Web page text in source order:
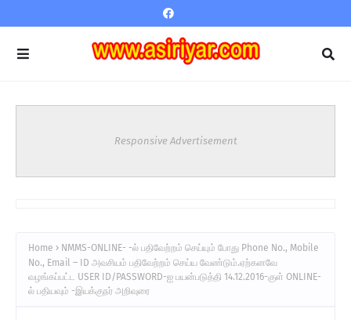
Responsive Advertisement
Home
NMMS-ONLINE- -ல் பதிவேற்றம் செய்யும் போது Phone No., Mobile
No., Email – ID அவசியம் பதிவேற்றம் செய்ய வேண்டும்.ஏற்கனவே
வழங்கப்பட்ட USER ID/PASSWORD-ஐ பயன்படுத்தி 14.12.2016-குள் ONLINE-
ல் பதியவும் -இயக்குநர் அறிவுரை